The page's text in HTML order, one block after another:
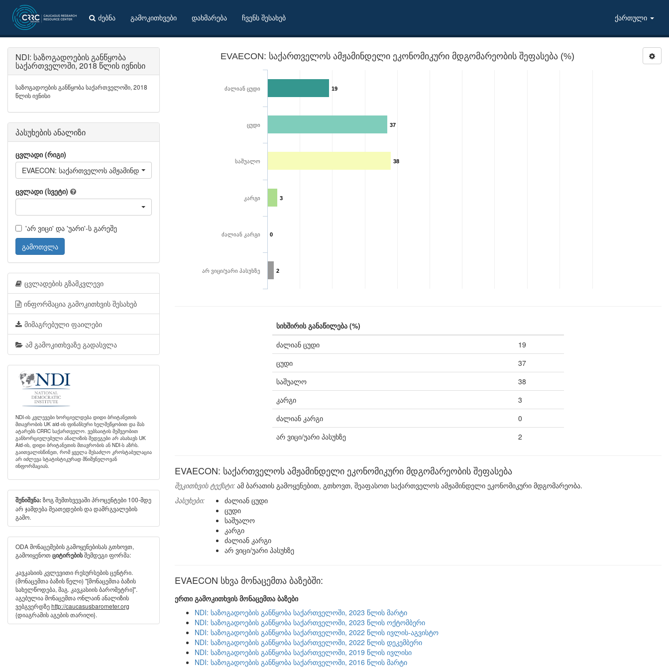
ძებნა გამოკითხვები დახმარება ჩვენს შესახებ ქართული
EVAECON: საქართველოს ამჟამინდელი ეკონომიკური მდგომარეობის შეფასება (%)
19
37
38
3
0
2
ძალიან ცუდი
ცუდი
საშუალო
კარგი
ძალიან კარგი
არ ვიცი/უარი პასუხზე
სიხშირის განაწილება (%)
ძალიან ცუდი
19
ცუდი
37
საშუალო
38
კარგი
3
ძალიან კარგი
0
არ ვიცი/უარი პასუხზე
2
EVAECON: საქართველოს ამჟამინდელი ეკონომიკური მდგომარეობის შეფასება
შეკითხვის ტექსტი: ამ ბარათის გამოყენებით, გთხოვთ, შეაფასოთ საქართველოს ამჟამინდელი ეკონომიკური მდგომარეობა.
პასუხები:
ძალიან ცუდი
ცუდი
საშუალო
კარგი
ძალიან კარგი
არ ვიცი/უარი პასუხზე
EVAECON სხვა მონაცემთა ბაზებში:
ერთი გამოკითხვის მონაცემთა ბაზები
NDI: საზოგადოების განწყობა საქართველოში, 2023 წლის მარტი
NDI: საზოგადოების განწყობა საქართველოში, 2023 წლის ოქტომბერი
NDI: საზოგადოების განწყობა საქართველოში, 2022 წლის ივლის-აგვისტო
NDI: საზოგადოების განწყობა საქართველოში, 2022 წლის დეკემბერი
NDI: საზოგადოების განწყობა საქართველოში, 2019 წლის ივლისი
NDI: საზოგადოების განწყობა საქართველოში, 2016 წლის მარტი
NDI: საზოგადოების განწყობა
საქართველოში, 2018 წლის ივნისი
საზოგადოების განწყობა საქართველოში, 2018
წლის ივნისი
პასუხების ანალიზი
ცვლადი (რიგი)
EVAECON: საქართველოს ამჟამინდელი ეკონომიკური მდგომარეობის შეფასება
ცვლადი (სვეტი)
'არ ვიცი' და 'უარი'-ს გარეშე
გამოთვლა
ცვლადების გზამკვლევი
ინფორმაცია გამოკითხვის შესახებ
მიმაგრებული ფაილები
ამ გამოკითხვაზე გადასვლა
NDI-ის კვლევები ხორციელდება დიდი ბრიტანეთის
მთავრობის UK aid-ის ფინანსური ხელშეწყობით და მას
ატარებს CRRC საქართველო. ვებსაიტის მეშვეობით
განხორციელებული ანალიზის შედეგები არ ასახავს UK
Aid-ის, დიდი ბრიტანეთის მთავრობის ან NDI-ს აზრს.
გაითვალისწინეთ, რომ ყველა შესაძლო კროსტაბულაცია
არ იძლევა სტატისტიკურად მნიშვნელოვან
ინფორმაციას.
შენიშვნა: ზოგ შემთხვევაში პროცენტები 100-მდე
არ ჯამდება მეათედების და დამრგვალების
გამო.
ODA მონაცემების გამოყენებისას გთხოვთ,
გამოიყენოთ ციტირებისშემდეგი ფორმა:
კავკასიის კვლევითი რესურსების ცენტრი.
(მონაცემთა ბაზის წელი) "[მონაცემთა ბაზის
სახელწოდება, მაგ. კავკასიის ბარომეტრი]".
აგებულია მონაცემთა ონლაინ ანალიზის
ვებგვერდზეhttp://caucasusbarometer.org
{დიაგრამის აგების თარიღი}.